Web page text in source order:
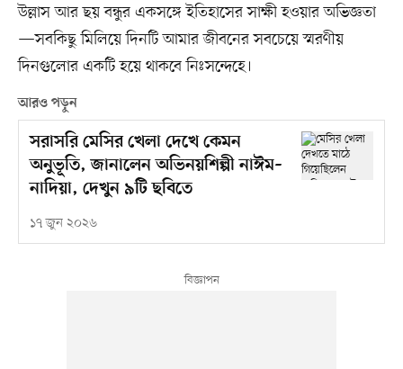
উল্লাস আর ছয় বন্ধুর একসঙ্গে ইতিহাসের সাক্ষী হওয়ার অভিজ্ঞতা
—সবকিছু মিলিয়ে দিনটি আমার জীবনের সবচেয়ে স্মরণীয়
দিনগুলোর একটি হয়ে থাকবে নিঃসন্দেহে।
আরও পড়ুন
সরাসরি মেসির খেলা দেখে কেমন
অনুভূতি, জানালেন অভিনয়শিল্পী নাঈম–
নাদিয়া, দেখুন ৯টি ছবিতে
১৭ জুন ২০২৬